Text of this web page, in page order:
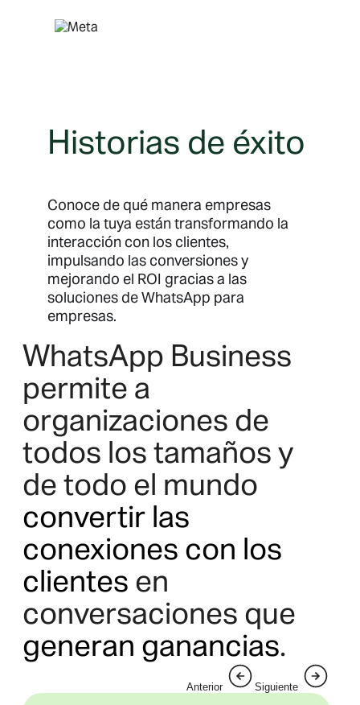
Historias de éxito
Conoce de qué manera empresas
como la tuya están transformando la
interacción con los clientes,
impulsando las conversiones y
mejorando el ROI gracias a las
soluciones de WhatsApp para
empresas.
WhatsApp Business
permite a
organizaciones de
todos los tamaños y
de todo el mundo
convertir las
conexiones con los
clientes en
conversaciones que
generan ganancias.
Anterior Siguiente